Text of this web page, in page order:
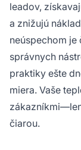
leadov,
a znižujú
neúspechom je
správnych
praktiky ešte
miera. Vaše
čiarou.